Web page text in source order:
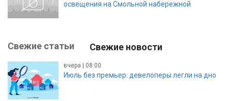
освещения на Смольной набережной
Свежие статьи Свежие новости
вчера | 08:00
Июль без премьер: девелоперы легли на дно